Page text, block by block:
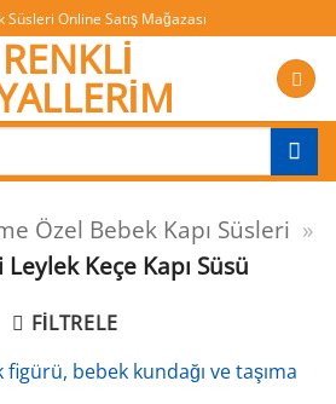
Süsleri Online Satış Mağazası
Özel Bebek Kapı Süsleri »
Keçe Kapı Süsü
FILTRELE